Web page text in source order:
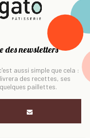
des newsletters
aussi simple que cela :
des recettes, ses
paillettes.